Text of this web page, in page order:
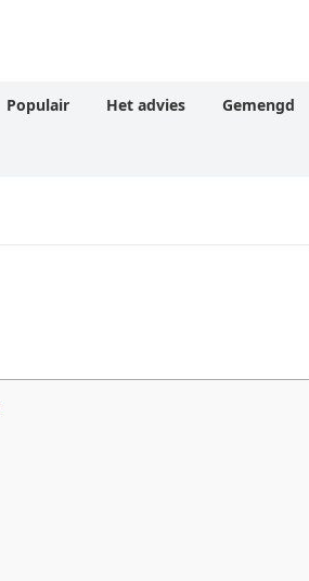
Populair Het advies Gemengd